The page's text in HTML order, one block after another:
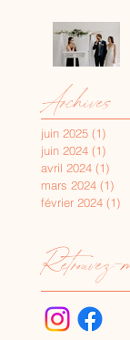
Archives
juin 2025 (1)
juin 2024 (1)
avril 2024 (1)
mars 2024 (1)
février 2024 (1)